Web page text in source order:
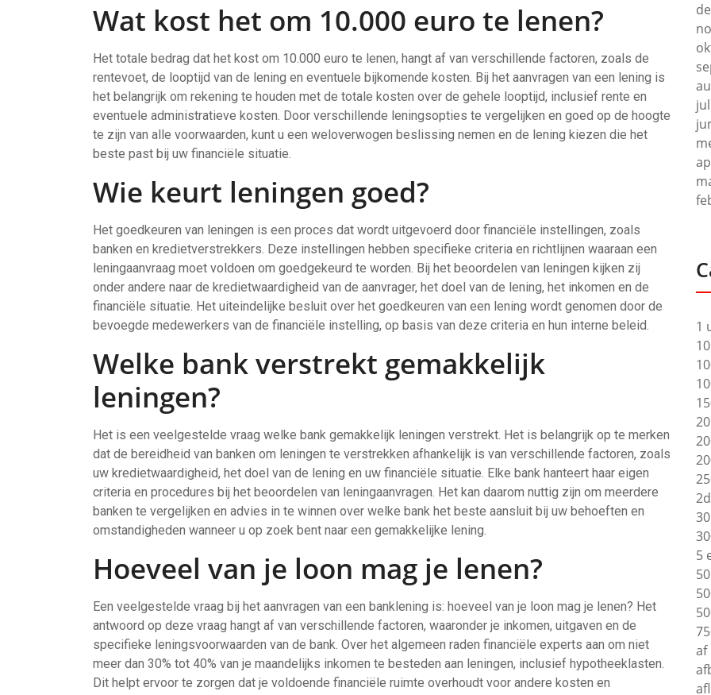
Wat kost het om 10.000 euro te lenen?
Het totale bedrag dat het kost om 10.000 euro te lenen, hangt af van verschillende factoren, zoals de
rentevoet, de looptijd van de lening en eventuele bijkomende kosten. Bij het aanvragen van een lening is
het belangrijk om rekening te houden met de totale kosten over de gehele looptijd, inclusief rente en
eventuele administratieve kosten. Door verschillende leningsopties te vergelijken en goed op de hoogte
te zijn van alle voorwaarden, kunt u een weloverwogen beslissing nemen en de lening kiezen die het
beste past bij uw financiële situatie.
Wie keurt leningen goed?
Het goedkeuren van leningen is een proces dat wordt uitgevoerd door financiële instellingen, zoals
banken en kredietverstrekkers. Deze instellingen hebben specifieke criteria en richtlijnen waaraan een
leningaanvraag moet voldoen om goedgekeurd te worden. Bij het beoordelen van leningen kijken zij
onder andere naar de kredietwaardigheid van de aanvrager, het doel van de lening, het inkomen en de
financiële situatie. Het uiteindelijke besluit over het goedkeuren van een lening wordt genomen door de
bevoegde medewerkers van de financiële instelling, op basis van deze criteria en hun interne beleid.
Welke bank verstrekt gemakkelijk
leningen?
Het is een veelgestelde vraag welke bank gemakkelijk leningen verstrekt. Het is belangrijk op te merken
dat de bereidheid van banken om leningen te verstrekken afhankelijk is van verschillende factoren, zoals
uw kredietwaardigheid, het doel van de lening en uw financiële situatie. Elke bank hanteert haar eigen
criteria en procedures bij het beoordelen van leningaanvragen. Het kan daarom nuttig zijn om meerdere
banken te vergelijken en advies in te winnen over welke bank het beste aansluit bij uw behoeften en
omstandigheden wanneer u op zoek bent naar een gemakkelijke lening.
Hoeveel van je loon mag je lenen?
Een veelgestelde vraag bij het aanvragen van een banklening is: hoeveel van je loon mag je lenen? Het
antwoord op deze vraag hangt af van verschillende factoren, waaronder je inkomen, uitgaven en de
specifieke leningsvoorwaarden van de bank. Over het algemeen raden financiële experts aan om niet
meer dan 30% tot 40% van je maandelijks inkomen te besteden aan leningen, inclusief hypotheeklasten.
Dit helpt ervoor te zorgen dat je voldoende financiële ruimte overhoudt voor andere kosten en
1
5
af